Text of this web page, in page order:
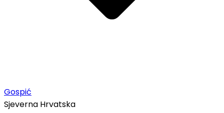
Gospić
Sjeverna Hrvatska